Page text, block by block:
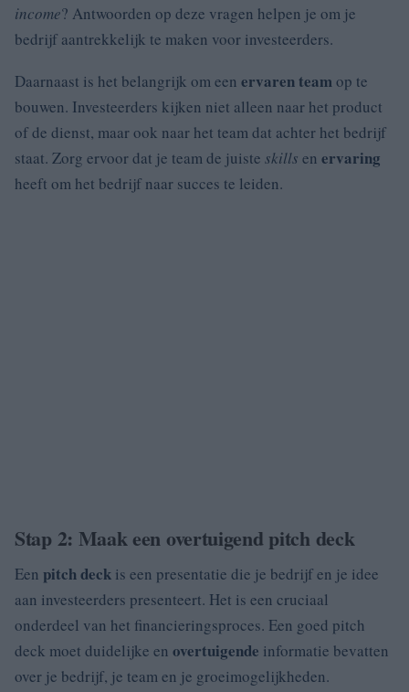
income? Antwoorden op deze vragen helpen je om je
bedrijf aantrekkelijk te maken voor investeerders.
Daarnaast is het belangrijk om een ervaren teamop te
bouwen. Investeerders kijken niet alleen naar het product
of de dienst, maar ook naar het team dat achter het bedrijf
staat. Zorg ervoor dat je team de juiste skills en ervaring
heeft om het bedrijf naar succes te leiden.
Stap 2: Maak een overtuigend pitch deck
Een pitch deck is een presentatie die je bedrijf en je idee
aan investeerders presenteert. Het is een cruciaal
onderdeel van het financieringsproces. Een goed pitch
deck moet duidelijke en overtuigende informatie bevatten
over je bedrijf, je team en je groeimogelijkheden.